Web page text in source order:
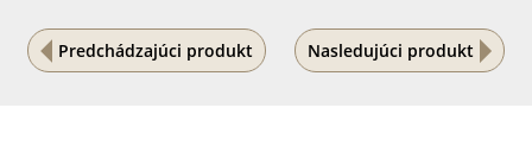
Predchádzajúci produkt Nasledujúci produkt